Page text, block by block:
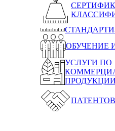
ОБУЧЕНИЕ
УСЛУГИ ПО